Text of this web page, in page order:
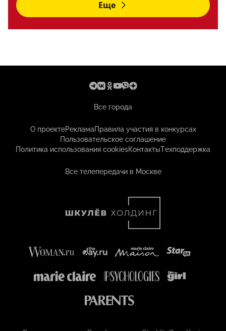
Еще
Все города
О проектеРекламаПравила участия в конкурсах
Пользовательское соглашение
Политика использования cookiesКонтактыТехподдержка
Все телепередачи в Москве